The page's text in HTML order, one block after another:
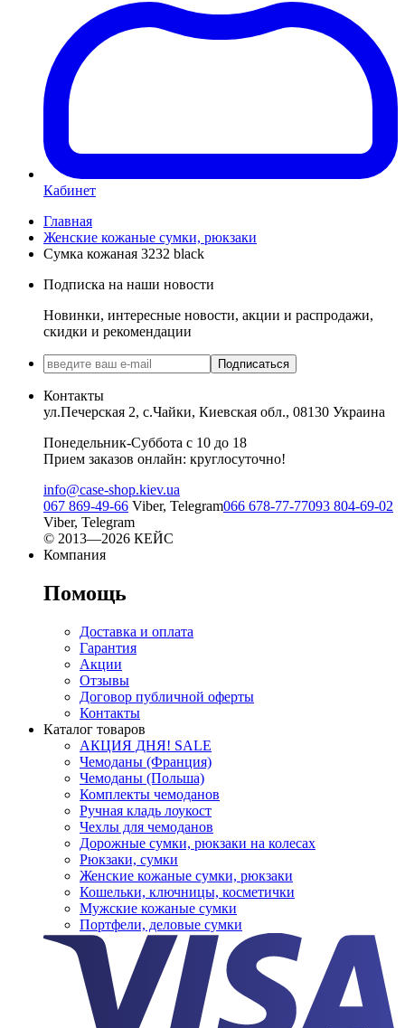
Кабинет
Главная
Женские кожаные сумки, рюкзаки
Сумка кожаная 3232 black
Подписка на наши новости
Новинки, интересные новости, акции и распродажи,
скидки и рекомендации
Подписаться
Контакты
ул.Печерская 2, с.Чайки, Киевская обл., 08130 Украина
Понедельник-Суббота с 10 до 18
Прием заказов онлайн: круглосуточно!
info@case-shop.kiev.ua
067 869-49-66 Viber, Telegram066 678-77-77093 804-69-02
Viber, Telegram
© 2013—2026 КЕЙС
Компания
Помощь
Доставка и оплата
Гарантия
Акции
Отзывы
Договор публичной оферты
Контакты
Каталог товаров
АКЦИЯ ДНЯ! SALE
Чемоданы (Франция)
Чемоданы (Польша)
Комплекты чемоданов
Ручная кладь лоукост
Чехлы для чемоданов
Дорожные сумки, рюкзаки на колесах
Рюкзаки, сумки
Женские кожаные сумки, рюкзаки
Кошельки, ключницы, косметички
Мужские кожаные сумки
Портфели, деловые сумки